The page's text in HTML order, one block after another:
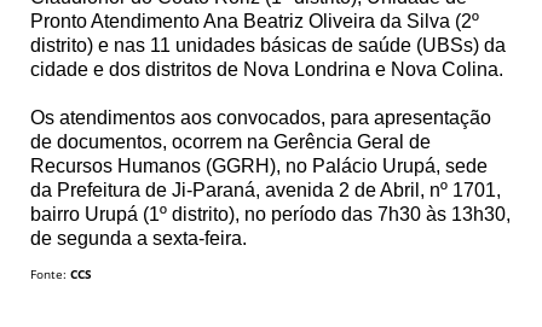
Pronto Atendimento Ana Beatriz Oliveira da Silva (2º
distrito) e nas 11 unidades básicas de saúde (UBSs) da
cidade e dos distritos de Nova Londrina e Nova Colina.
Os atendimentos aos convocados, para apresentação
de documentos, ocorrem na Gerência Geral de
Recursos Humanos (GGRH), no Palácio Urupá, sede
da Prefeitura de Ji-Paraná, avenida 2 de Abril, nº 1701,
bairro Urupá (1º distrito), no período das 7h30 às 13h30,
de segunda a sexta-feira.
Fonte: CCS